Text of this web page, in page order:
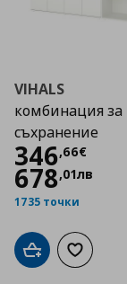
VIHALS
комбинация за
съхранение
346,66€
Цена
678,01лв
1735 точки
Добави вДобави